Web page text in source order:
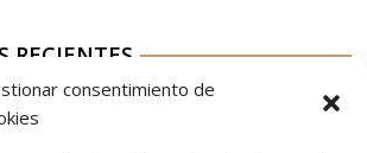
consentimiento de
RECIENTES
de Tao 2023